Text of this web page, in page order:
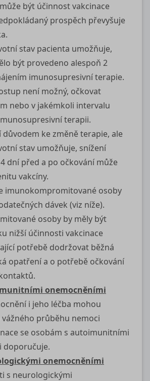
být účinnost vakcinace
prospěch převyšuje
stav pacienta umožňuje,
být provedeno alespoň 2
imunosupresivní terapie.
není možný, očkovat
nebo v jakémkoli intervalu
terapii.
důvodem ke změně terapie, ale
stav umožňuje, snížení
dní před a po očkování může
vakcíny.
imunokompromitované osoby
dávek (viz níže).
osoby by měly být
nižší účinnosti vakcinace
potřebě dodržovat běžná
opatření a o potřebě očkování
onemocněními
i jeho léčba mohou
průběhu nemoci
se osobám s autoimunitními
doporučuje.
onemocněními
s neurologickými